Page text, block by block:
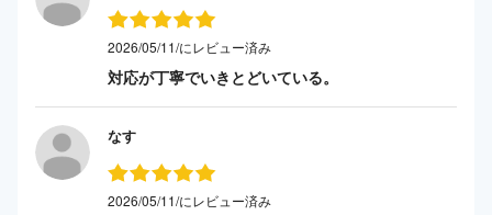
2026/05/11/にレビュー済み
対応が丁寧でいきとどいている。
なす
2026/05/11/にレビュー済み